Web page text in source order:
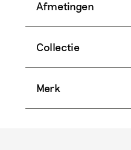
Afmetingen
Collectie
Merk